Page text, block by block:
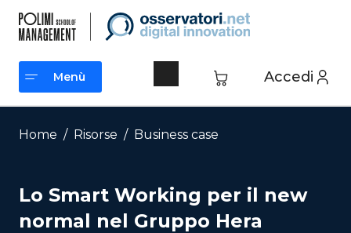
contenuto
Accedi
Menù
Menù
Home / Risorse / Business case
Lo Smart Working per il new
normal nel Gruppo Hera